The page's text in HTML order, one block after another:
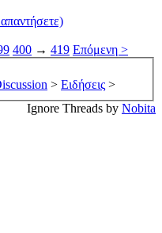
400 → 419 Επόμενη >
> Ειδήσεις >
Ignore Threads by Nobita